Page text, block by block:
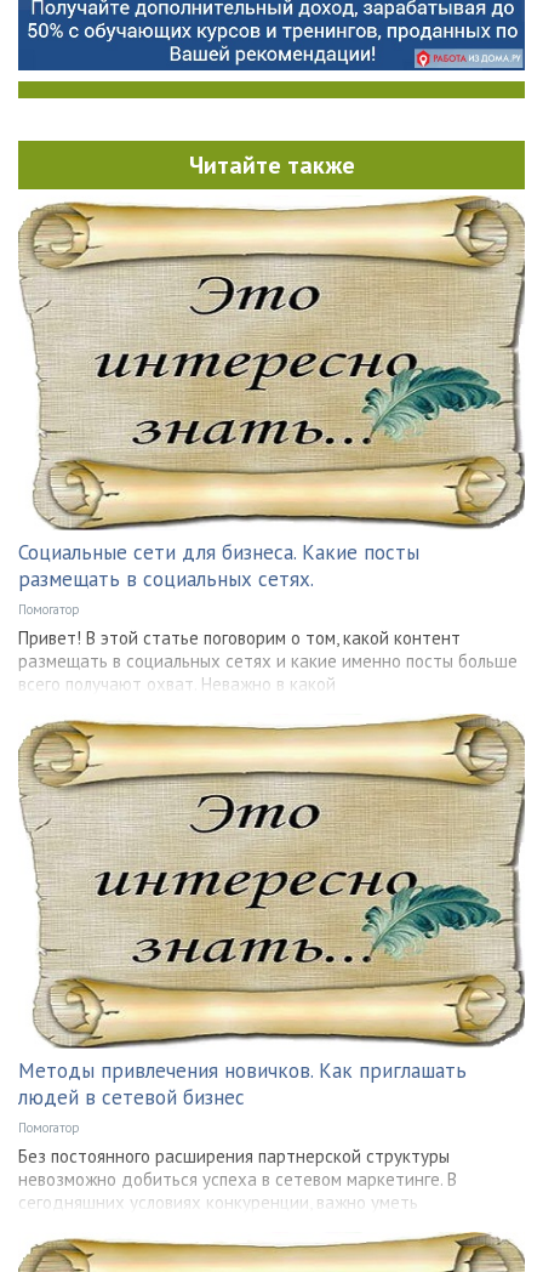
Читайте также
Социальные сети для бизнеса. Какие посты
размещать в социальных сетях.
Помогатор
Привет! В этой статье поговорим о том, какой контент
размещать в социальных сетях и какие именно посты больше
всего получают охват. Неважно в какой
Методы привлечения новичков. Как приглашать
людей в сетевой бизнес
Помогатор
Без постоянного расширения партнерской структуры
невозможно добиться успеха в сетевом маркетинге. В
сегодняшних условиях конкуренции, важно уметь